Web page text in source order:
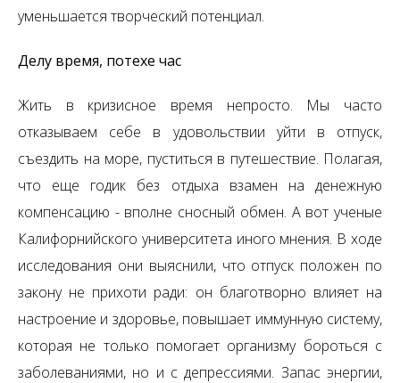
уменьшается творческий потенциал.
Делу время, потехе час
Жить в кризисное время непросто. Мы часто
отказываем себе в удовольствии уйти в отпуск,
съездить на море, пуститься в путешествие. Полагая,
что еще годик без отдыха взамен на денежную
компенсацию - вполне сносный обмен. А вот ученые
Калифорнийского университета иного мнения. В ходе
исследования они выяснили, что отпуск положен по
закону не прихоти ради: он благотворно влияет на
настроение и здоровье, повышает иммунную систему,
которая не только помогает организму бороться с
заболеваниями, но и с депрессиями. Запас энергии,